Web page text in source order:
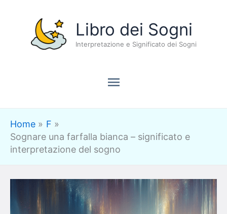
contenuto
Libro dei Sogni
Interpretazione e Significato dei Sogni
Menu
principale
Home
F
Sognare una farfalla bianca – significato e
interpretazione del sogno